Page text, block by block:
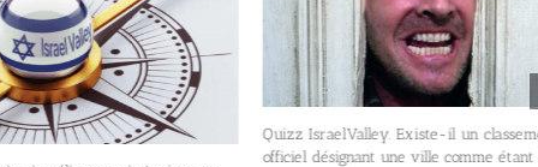
Quizz IsraelValley. Existe-il un classement
officiel désignant une ville comme étant «
Appels pour le boycott